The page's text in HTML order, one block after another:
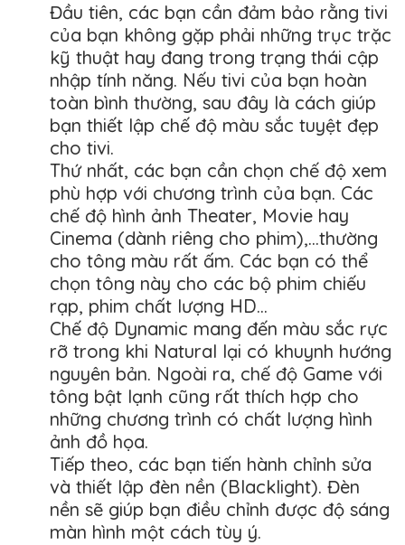
Đầu tiên, các bạn cần đảm bảo rằng tivi
của bạn không gặp phải những trục trặc
kỹ thuật hay đang trong trạng thái cập
nhập tính năng. Nếu tivi của bạn hoàn
toàn bình thường, sau đây là cách giúp
bạn thiết lập chế độ màu sắc tuyệt đẹp
cho tivi.
Thứ nhất, các bạn cần chọn chế độ xem
phù hợp với chương trình của bạn. Các
chế độ hình ảnh Theater, Movie hay
Cinema (dành riêng cho phim),…thường
cho tông màu rất ấm. Các bạn có thể
chọn tông này cho các bộ phim chiếu
rạp, phim chất lượng HD…
Chế độ Dynamic mang đến màu sắc rực
rỡ trong khi Natural lại có khuynh hướng
nguyên bản. Ngoài ra, chế độ Game với
tông bật lạnh cũng rất thích hợp cho
những chương trình có chất lượng hình
ảnh đồ họa.
Tiếp theo, các bạn tiến hành chỉnh sửa
và thiết lập đèn nền (Blacklight). Đèn
nền sẽ giúp bạn điều chỉnh được độ sáng
màn hình một cách tùy ý.